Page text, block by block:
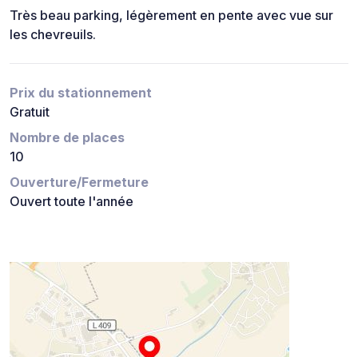
Très beau parking, légèrement en pente avec vue sur
les chevreuils.
Prix du stationnement
Gratuit
Nombre de places
10
Ouverture/Fermeture
Ouvert toute l'année